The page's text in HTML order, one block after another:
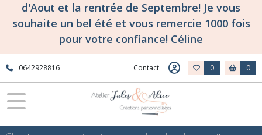
d'Aout et la rentrée de Septembre! Je vous
souhaite un bel été et vous remercie 1000 fois
pour votre confiance! Céline
0642928816 Contact 0 0